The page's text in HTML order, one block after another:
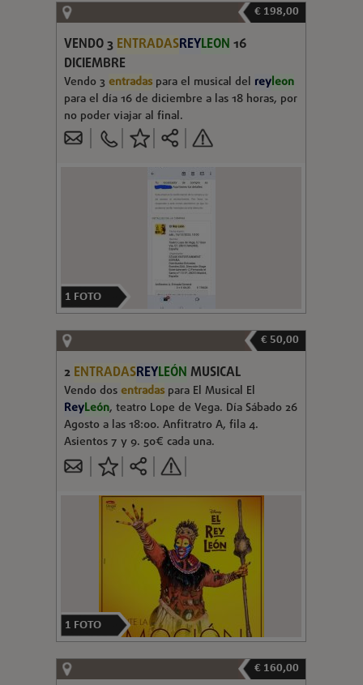
€ 198,00
VENDO 3 ENTRADASREYLEON 16
DICIEMBRE
Vendo 3entradaspara el musical del reyleon
para el día 16 de diciembre a las 18 horas, por
no poder viajar al final.
1 FOTO
€ 50,00
2 ENTRADASREYLEÓN MUSICAL
Vendo dosentradaspara El Musical El
ReyLeón, teatro Lope de Vega. Día Sábado 26
Agosto a las 18:00. Anfitratro A, fila 4.
Asientos 7 y 9. 50€ cada una.
1 FOTO
€ 160,00